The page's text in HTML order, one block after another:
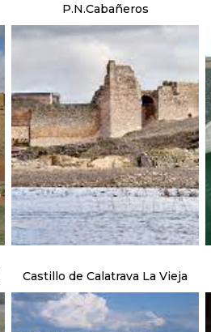
P.N.Cabañeros
Castillo de Calatrava La Vieja